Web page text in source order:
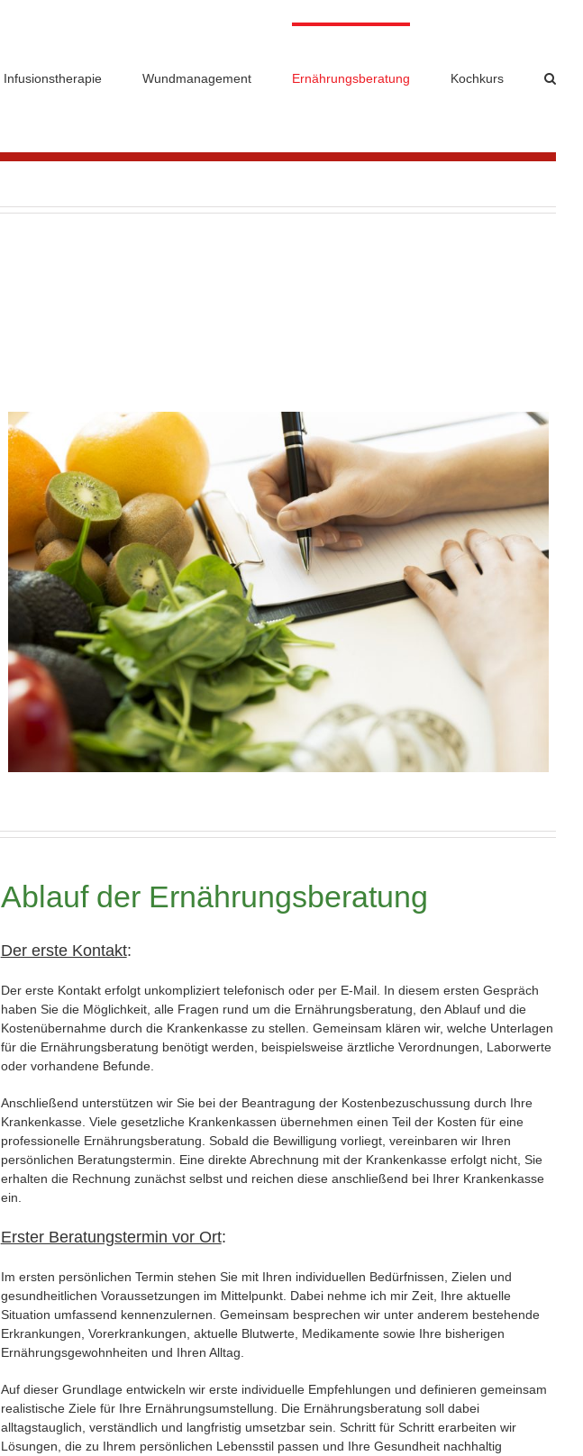
Infusionstherapie Wundmanagement Ernährungsberatung Kochkurs
Ablauf der Ernährungsberatung
Der erste Kontakt:
Der erste Kontakt erfolgt unkompliziert telefonisch oder per E-Mail. In diesem ersten Gespräch
haben Sie die Möglichkeit, alle Fragen rund um die Ernährungsberatung, den Ablauf und die
Kostenübernahme durch die Krankenkasse zu stellen. Gemeinsam klären wir, welche Unterlagen
für die Ernährungsberatung benötigt werden, beispielsweise ärztliche Verordnungen, Laborwerte
oder vorhandene Befunde.
Anschließend unterstützen wir Sie bei der Beantragung der Kostenbezuschussung durch Ihre
Krankenkasse. Viele gesetzliche Krankenkassen übernehmen einen Teil der Kosten für eine
professionelle Ernährungsberatung. Sobald die Bewilligung vorliegt, vereinbaren wir Ihren
persönlichen Beratungstermin. Eine direkte Abrechnung mit der Krankenkasse erfolgt nicht, Sie
erhalten die Rechnung zunächst selbst und reichen diese anschließend bei Ihrer Krankenkasse
ein.
Erster Beratungstermin vor Ort:
Im ersten persönlichen Termin stehen Sie mit Ihren individuellen Bedürfnissen, Zielen und
gesundheitlichen Voraussetzungen im Mittelpunkt. Dabei nehme ich mir Zeit, Ihre aktuelle
Situation umfassend kennenzulernen. Gemeinsam besprechen wir unter anderem bestehende
Erkrankungen, Vorerkrankungen, aktuelle Blutwerte, Medikamente sowie Ihre bisherigen
Ernährungsgewohnheiten und Ihren Alltag.
Auf dieser Grundlage entwickeln wir erste individuelle Empfehlungen und definieren gemeinsam
realistische Ziele für Ihre Ernährungsumstellung. Die Ernährungsberatung soll dabei
alltagstauglich, verständlich und langfristig umsetzbar sein. Schritt für Schritt erarbeiten wir
Lösungen, die zu Ihrem persönlichen Lebensstil passen und Ihre Gesundheit nachhaltig